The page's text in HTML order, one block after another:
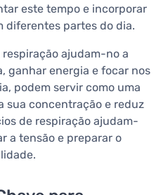
este tempo e incorporar
diferentes partes do dia.
ajudam-no a
ganhar energia e focar nos
podem servir como uma
sua concentração e reduz
de respiração ajudam-
a tensão e preparar o